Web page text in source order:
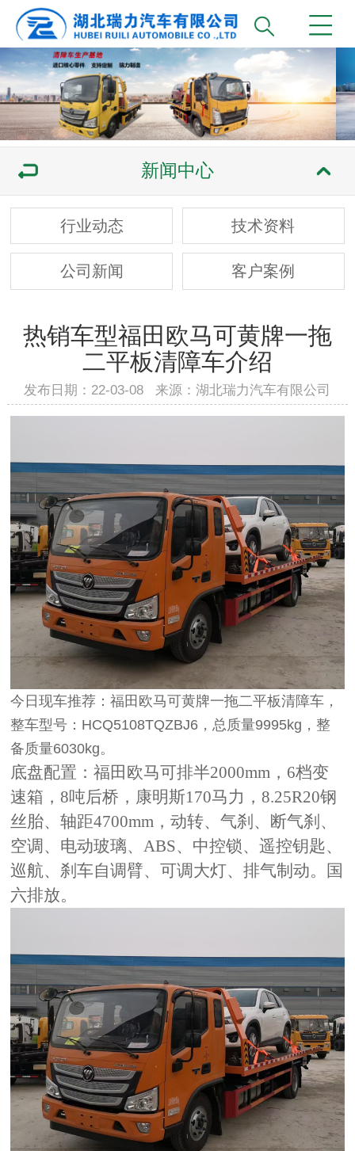
新闻中心
行业动态 技术资料
公司新闻 客户案例
热销车型福田欧马可黄牌一拖
二平板清障车介绍
发布日期：22-03-08 来源：湖北瑞力汽车有限公司
今日现车推荐：福田欧马可黄牌一拖二平板清障车，
整车型号：HCQ5108TQZBJ6，总质量9995kg，整
备质量6030kg。
底盘配置：福田欧马可排半2000mm，6档变
速箱，8吨后桥，康明斯170马力，8.25R20钢
丝胎、轴距4700mm，动转、气刹、断气刹、
空调、电动玻璃、ABS、中控锁、遥控钥匙、
巡航、刹车自调臂、可调大灯、排气制动。国
六排放。